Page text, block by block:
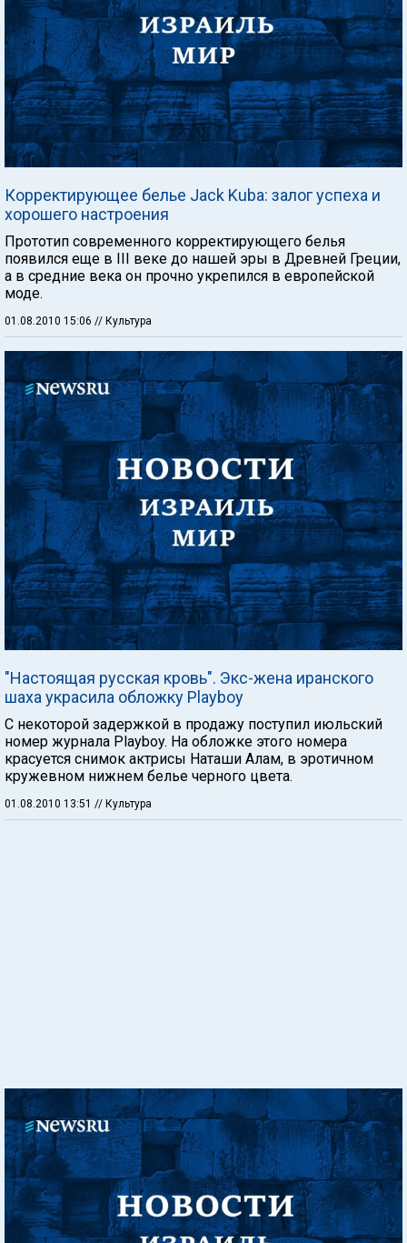
Корректирующее белье Jack Kuba: залог успеха и
хорошего настроения
Прототип современного корректирующего белья
появился еще в III веке до нашей эры в Древней Греции,
а в средние века он прочно укрепился в европейской
моде.
01.08.2010 15:06 // Культура
"Настоящая русская кровь". Экс-жена иранского
шаха украсила обложку Playboy
С некоторой задержкой в продажу поступил июльский
номер журнала Playboy. На обложке этого номера
красуется снимок актрисы Наташи Алам, в эротичном
кружевном нижнем белье черного цвета.
01.08.2010 13:51 // Культура